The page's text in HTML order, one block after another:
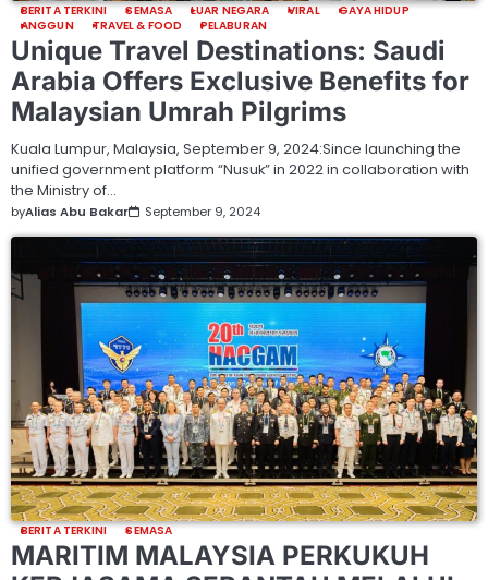
BERITA TERKINI SEMASA LUAR NEGARA VIRAL
GAYA HIDUP
ANGGUN
TRAVEL & FOOD PELABURAN
Unique Travel Destinations: Saudi
Arabia Offers Exclusive Benefits for
Malaysian Umrah Pilgrims
Kuala Lumpur, Malaysia, September 9, 2024:Since launching the
unified government platform “Nusuk” in 2022 in collaboration with
the Ministry of…
byAlias Abu Bakar September 9, 2024
BERITA TERKINI SEMASA
MARITIM MALAYSIA PERKUKUH